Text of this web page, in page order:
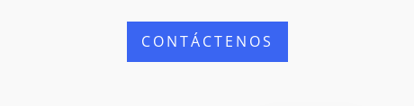
CONTÁCTENOS